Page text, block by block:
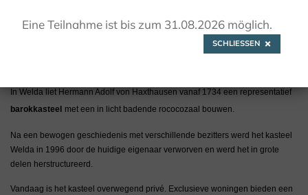
In Welda liet Hermann Adolf von Haxthausen vanaf 1734 een representatief
barokkasteel
met een in licht badende rococozaal bouwen.
Na een bewogen geschiedenis met verschillende bezitters werd het kasteel
Welda in 1996 door de huidige eigenaar verworven en werd het in grote
delen herstructureerd.
Vandaag is het kasteel overwegend privé. Exclusieve woningen bieden een
Eine Teilnahme ist bis zum 31.08.2026 möglich.
SCHLIESSEN